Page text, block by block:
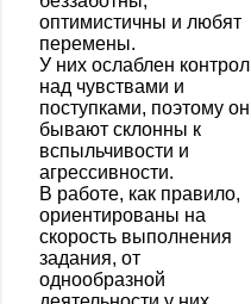
оптимистичны и любят
перемены.
У них ослаблен
над чувствами и
поступками, поэтому
бывают склонны к
вспыльчивости и
агрессивности.
В работе, как правило,
ориентированы на
скорость выполнения
задания, от
однообразной